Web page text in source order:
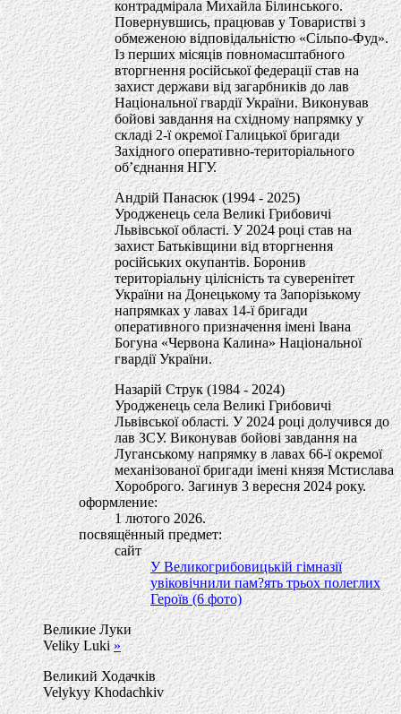
контрадмірала Михайла Білинського.
Повернувшись, працював у Товаристві з
обмеженою відповідальністю «Сільпо-Фуд».
Із перших місяців повномасштабного
вторгнення російської федерації став на
захист держави від загарбників до лав
Національної гвардії України. Виконував
бойові завдання на східному напрямку у
складі 2-ї окремої Галицької бригади
Західного оперативно-територіального
об’єднання НГУ.
Андрій Панасюк (1994 - 2025)
Уродженець села Великі Грибовичі
Львівської області. У 2024 році став на
захист Батьківщини від вторгнення
російських окупантів. Боронив
територіальну цілісність та суверенітет
України на Донецькому та Запорізькому
напрямках у лавах 14-ї бригади
оперативного призначення імені Івана
Богуна «Червона Калина» Національної
гвардії України.
Назарій Струк (1984 - 2024)
Уродженець села Великі Грибовичі
Львівської області. У 2024 році долучився до
лав ЗСУ. Виконував бойові завдання на
Луганському напрямку в лавах 66-ї окремої
механізованої бригади імені князя Мстислава
Хороброго. Загинув 3 вересня 2024 року.
оформление:
1 лютого 2026.
посвящённый предмет:
сайт
У Великогрибовицькій гімназії
увіковічнили пам?ять трьох полеглих
Героїв (6 фото)
Великие Луки
Veliky Luki»
Великий Ходачків
Velykyy Khodachkiv